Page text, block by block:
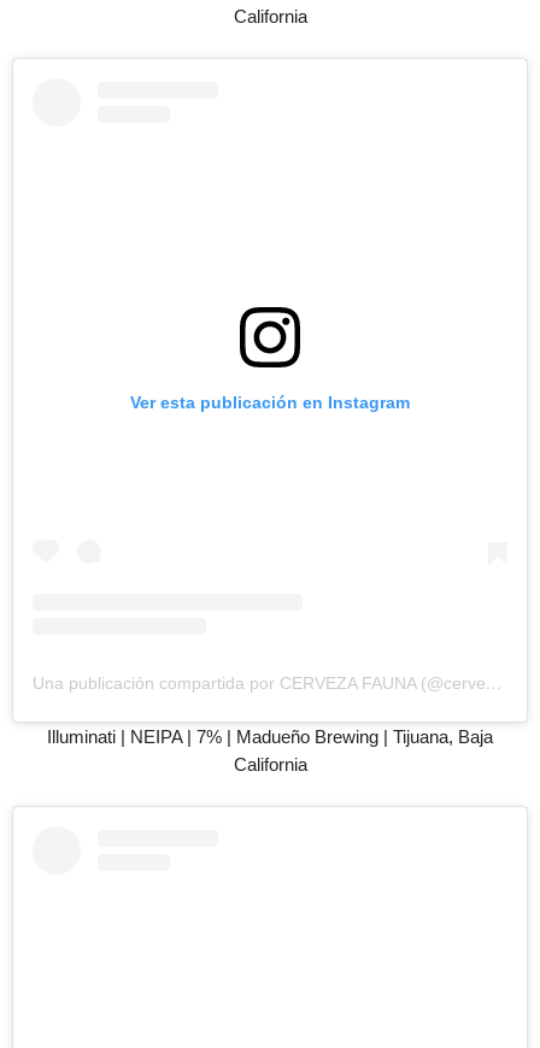
California
Ver esta publicación en Instagram
Una publicación compartida por CERVEZA FAUNA (@cervezafauna)
Illuminati | NEIPA | 7% | Madueño Brewing | Tijuana, Baja
California